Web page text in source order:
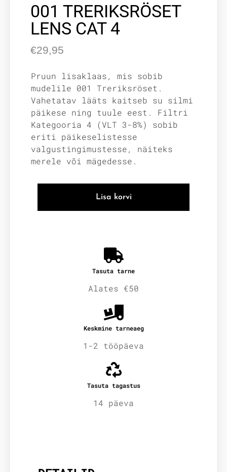
001 TRERIKSRÖSET
LENS CAT 4
€29,95
Pruun lisaklaas, mis sobib
mudelile 001 Treriksröset.
Vahetatav lääts kaitseb su silmi
päikese ning tuule eest. Filtri
Kategooria 4 (VLT 3-8%) sobib
eriti päikeselistesse
valgustingimustesse, näiteks
merele või mägedesse.
Lisa korvi
Tasuta tarne
Alates €50
Keskmine tarneaeg
1-2 tööpäeva
Tasuta tagastus
14 päeva